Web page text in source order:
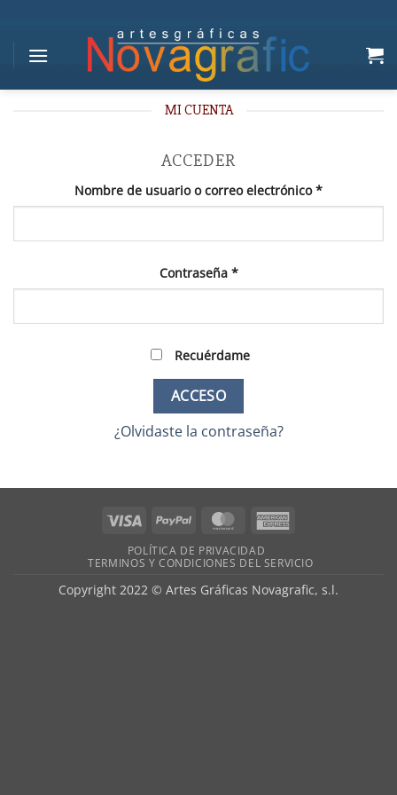
contenido
MI CUENTA
ACCEDER
Nombre de usuario o correo electrónico*Obligatorio
Contraseña *Obligatorio
Recuérdame
ACCESO
¿Olvidaste la contraseña?
Visa PayPal MasterCard
POLÍTICA DE PRIVACIDAD
TERMINOS Y CONDICIONES DEL SERVICIO
Copyright 2022 © Artes Gráficas Novagrafic, s.l.